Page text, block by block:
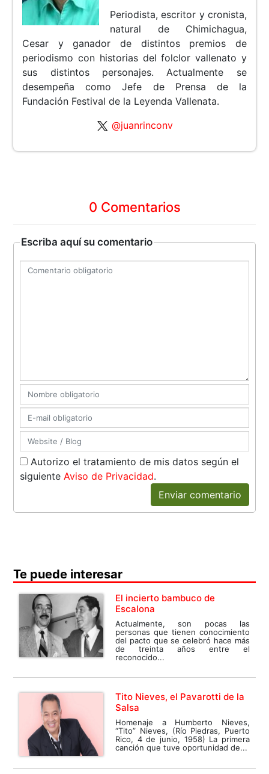
Periodista, escritor y cronista,
natural de Chimichagua,
Cesar y ganador de distintos premios de
periodismo con historias del folclor vallenato y
sus distintos personajes. Actualmente se
desempeña como Jefe de Prensa de la
Fundación Festival de la Leyenda Vallenata.
@juanrinconv
0 Comentarios
Escriba aquí su comentario
Autorizo el tratamiento de mis datos según el
siguiente Aviso de Privacidad.
Enviar comentario
Te puede interesar
El incierto bambuco de
Escalona
Actualmente, son pocas las
personas que tienen conocimiento
del pacto que se celebró hace más
de treinta años entre el
reconocido...
Tito Nieves, el Pavarotti de la
Salsa
Homenaje a Humberto Nieves,
“Tito” Nieves, (Río Piedras, Puerto
Rico, 4 de junio, 1958) La primera
canción que tuve oportunidad de...